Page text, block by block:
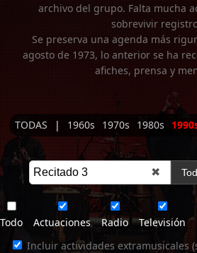
archivo del grupo. Falta mucha
sobrevivir
Se preserva una agenda más
agosto de 1973, lo anterior se ha
afiches, prensa y
TODAS | 1960s 1970s 1980s
✖
Todo Actuaciones Radio Televisión
Incluir actividades extramusicales